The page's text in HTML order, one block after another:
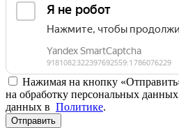
Нажимая на кнопку
на обработку персональных
данных в Политике.
Отправить